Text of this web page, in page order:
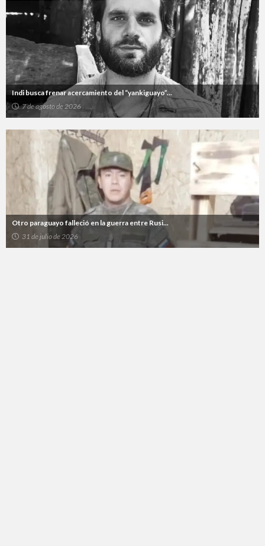
Indi busca frenar acercamiento del “yankiguayo”...
7 de agosto de 2026
Otro paraguayo falleció en la guerra entre Rusi...
31 de julio de 2026